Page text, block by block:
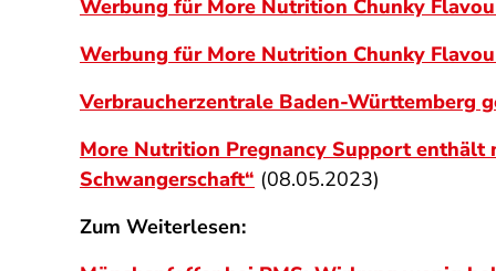
Werbung für More Nutrition Chunky
Werbung für More Nutrition Chunky
Verbraucherzentrale Baden-Württemberg
More Nutrition Pregnancy Support enthält
Schwangerschaft“ (08.05.2023)
Zum Weiterlesen: